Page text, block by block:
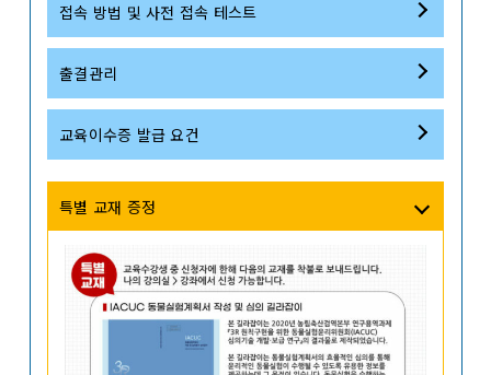
접속 방법 및 사전 접속 테스트
출결관리
교육이수증 발급 요건
특별 교재 증정